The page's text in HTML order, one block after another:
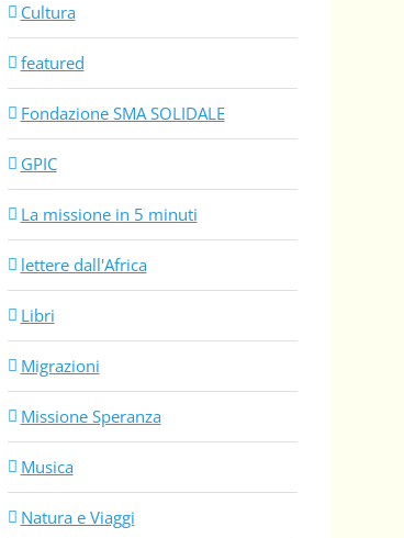
Cultura
featured
Fondazione SMA SOLIDALE
GPIC
La missione in 5 minuti
lettere dall'Africa
Libri
Migrazioni
Missione Speranza
Musica
Natura e Viaggi